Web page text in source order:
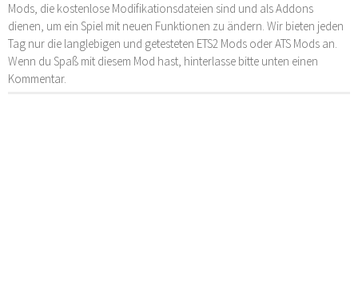
Mods, die kostenlose Modifikationsdateien sind und als Addons
dienen, um ein Spiel mit neuen Funktionen zu ändern. Wir bieten jeden
Tag nur die langlebigen und getesteten ETS2 Mods oder ATS Mods an.
Wenn du Spaß mit diesem Mod hast, hinterlasse bitte unten einen
Kommentar.